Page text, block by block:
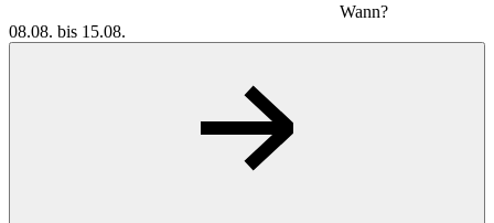
Wann?
08.08. bis 15.08.